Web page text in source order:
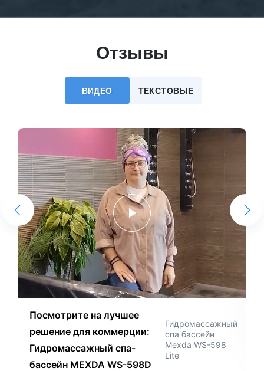
Отзывы
ВИДЕО ТЕКСТОВЫЕ
Посмотрите на лучшее
решение для коммерции:
Гидромассажный спа-
бассейн MEXDA WS-598D
Гидромассажный
спа бассейн
Mexda WS-598
Lite